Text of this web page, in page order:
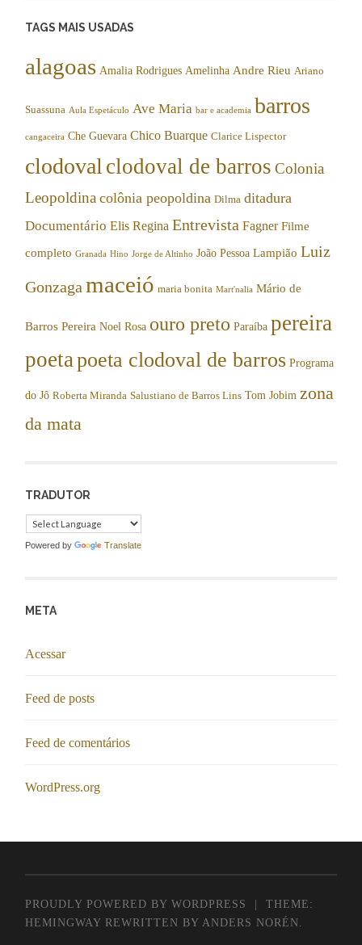
TAGS MAIS USADAS
alagoas Amalia Rodrigues Amelinha Andre Rieu Ariano
Suassuna Aula Espetáculo Ave Maria bar e academia barros
cangaceira Che Guevara Chico Buarque Clarice Lispector
clodoval clodoval de barros Colonia
Leopoldina colônia peopoldina Dilma ditadura
Documentário Elis Regina Entrevista Fagner Filme
completo Granada Hino Jorge de Altinho João Pessoa Lampião Luiz
Gonzaga maceió maria bonita Mart'nalia Mário de
Barros Pereira Noel Rosa ouro preto Paraíba pereira
poeta poeta clodoval de barros Programa
do Jô Roberta Miranda Salustiano de Barros Lins Tom Jobim zona
da mata
TRADUTOR
Powered by Translate
META
Acessar
Feed de posts
Feed de comentários
WordPress.org
PROUDLY POWERED BY WORDPRESS
THEME:
HEMINGWAY REWRITTEN BYANDERS NORÉN.